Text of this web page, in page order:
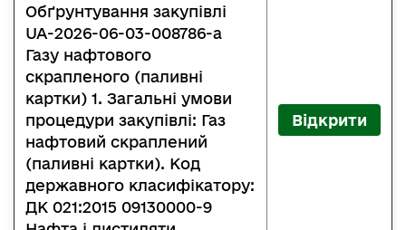
Обґрунтування закупівлі
UA-2026-06-03-008786-a
Газу нафтового
скрапленого (паливні
картки) 1. Загальні умови
процедури закупівлі: Газ
нафтовий скраплений
(паливні картки). Код
державного класифікатору:
ДК 021:2015 09130000-9
Відкрити